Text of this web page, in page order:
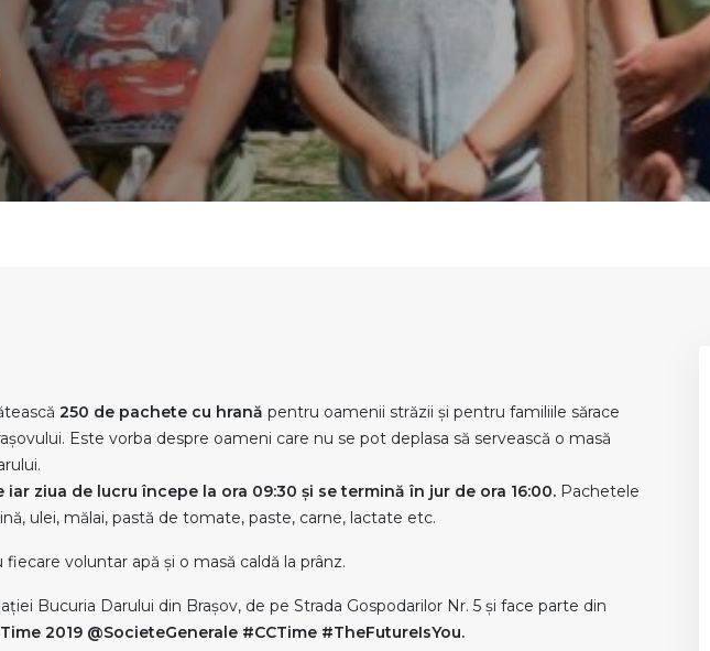
250 de pachete cu hrană pentru oamenii străzii și pentru familiile sărace
Este vorba despre oameni care nu se pot deplasa să servească o masă
ziua de lucru începe la ora 09:30 și se termină în jur de ora 16:00. Pachetele
ulei, mălai, pastă de tomate, paste, carne, lactate etc.
voluntar apă și o masă caldă la prânz.
Bucuria Darului din Brașov, de pe Strada Gospodarilor Nr. 5 și face parte din
2019 @SocieteGenerale #CCTime #TheFutureIsYou.